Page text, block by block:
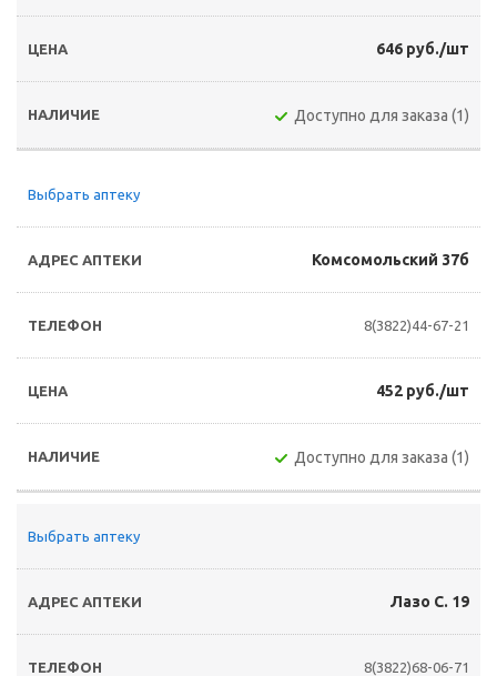
646 руб./шт
Доступно для заказа (1)
Выбрать аптеку
Комсомольский 37б
8(3822)44-67-21
452 руб./шт
Доступно для заказа (1)
Выбрать аптеку
Лазо С. 19
8(3822)68-06-71